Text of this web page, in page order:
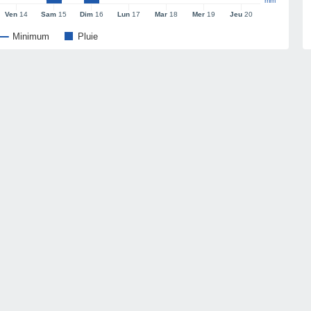
Minimum Pluie
Ven 14 Sam 15 Dim16 Lun 17 Mar 18 Mer 19 Jeu 20